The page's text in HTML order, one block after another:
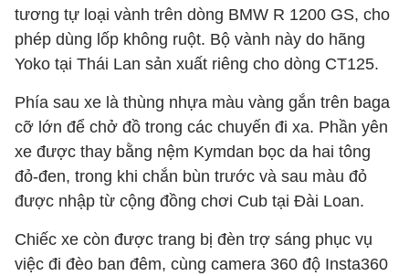
tương tự loại vành trên dòng BMW R 1200 GS, cho
phép dùng lốp không ruột. Bộ vành này do hãng
Yoko tại Thái Lan sản xuất riêng cho dòng CT125.
Phía sau xe là thùng nhựa màu vàng gắn trên baga
cỡ lớn để chở đồ trong các chuyến đi xa. Phần yên
xe được thay bằng nệm Kymdan bọc da hai tông
đỏ-đen, trong khi chắn bùn trước và sau màu đỏ
được nhập từ cộng đồng chơi Cub tại Đài Loan.
Chiếc xe còn được trang bị đèn trợ sáng phục vụ
việc đi đèo ban đêm, cùng camera 360 độ Insta360